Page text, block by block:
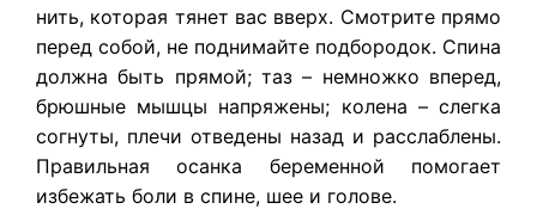
нить, которая тянет вас вверх. Смотрите прямо
перед собой, не поднимайте подбородок. Спина
должна быть прямой; таз – немножко вперед,
брюшные мышцы напряжены; колена – слегка
согнуты, плечи отведены назад и расслаблены.
Правильная осанка беременной помогает
избежать боли в спине, шее и голове.